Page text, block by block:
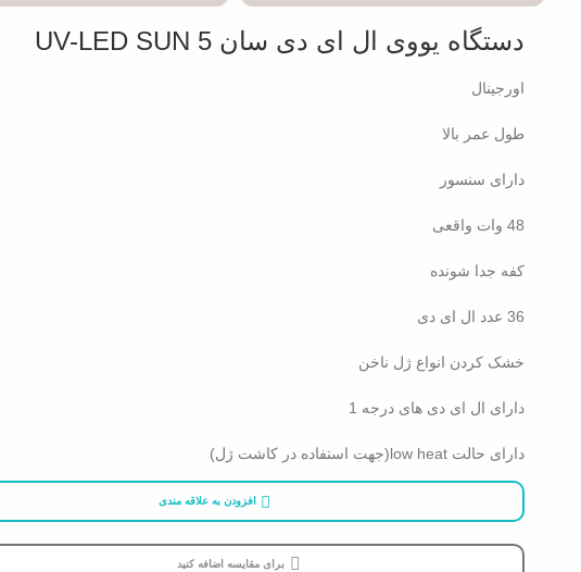
دستگاه یووی ال ای دی سان UV-LED SUN 5
اورجینال
طول عمر بالا
دارای سنسور
48 وات واقعی
کفه جدا شونده
36 عدد ال ای دی
خشک کردن انواع ژل ناخن
دارای ال ای دی های درجه 1
دارای حالت low heat(جهت استفاده در کاشت ژل)
افزودن به علاقه مندی
برای مقایسه اضافه کنید